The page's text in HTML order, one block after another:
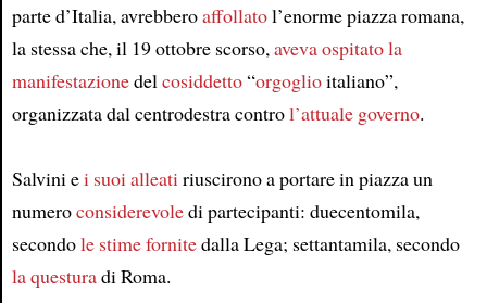
Article
parte d’Italia, avrebberoaffollatol’enorme piazza romana,
la stessa che, il 19 ottobre scorso,aveva ospitato la
manifestazionedelcosiddetto“orgoglioitaliano”,
organizzata dal centrodestra control’attuale governo.
Salvini ei suoi alleatiriuscirono a portare in piazza un
numeroconsiderevoledi partecipanti: duecentomila,
secondole stime fornitedalla Lega; settantamila, secondo
la questuradi Roma.